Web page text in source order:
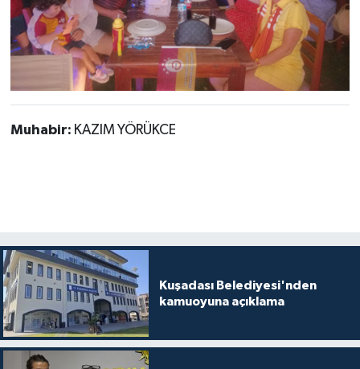
Muhabir: KAZIM YÖRÜKCE
Kuşadası Belediyesi'nden
kamuoyuna açıklama